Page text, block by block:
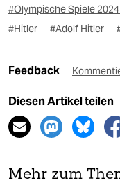
#Olympische Spiele 2024
#Hitler
#Adolf Hitler
Feedback
Diesen Artikel teilen
Mehr zum